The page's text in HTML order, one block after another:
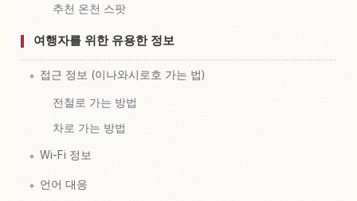
추천 온천 스팟
여행자를 위한 유용한 정보
접근 정보 (이나와시로호 가는 법)
전철로 가는 방법
차로 가는 방법
Wi-Fi 정보
언어 대응